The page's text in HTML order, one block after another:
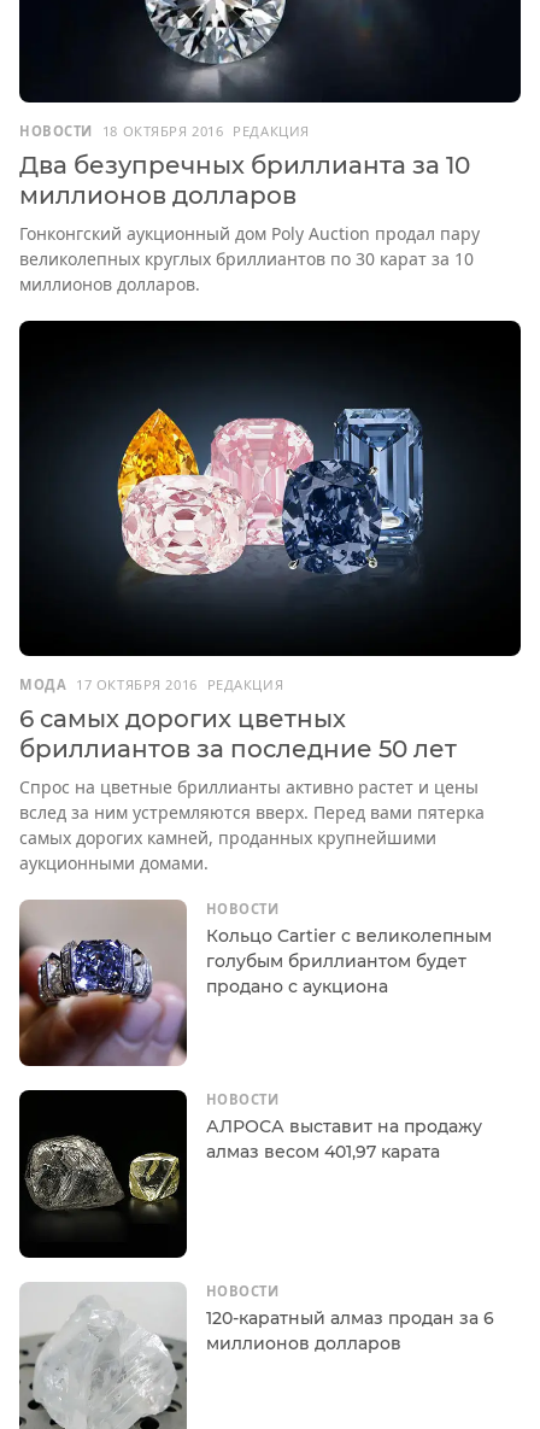
НОВОСТИ 18 ОКТЯБРЯ 2016 РЕДАКЦИЯ
Два безупречных бриллианта за 10
миллионов долларов
Гонконгский аукционный дом Poly Auction продал пару
великолепных круглых бриллиантов по 30 карат за 10
миллионов долларов.
МОДА 17 ОКТЯБРЯ 2016 РЕДАКЦИЯ
6 самых дорогих цветных
бриллиантов за последние 50 лет
Спрос на цветные бриллианты активно растет и цены
вслед за ним устремляются вверх. Перед вами пятерка
самых дорогих камней, проданных крупнейшими
аукционными домами.
НОВОСТИ
Кольцо Cartier с великолепным
голубым бриллиантом будет
продано с аукциона
НОВОСТИ
АЛРОСА выставит на продажу
алмаз весом 401,97 карата
НОВОСТИ
120-каратный алмаз продан за 6
миллионов долларов